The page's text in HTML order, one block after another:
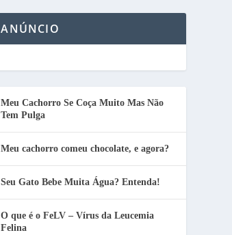
ANÚNCIO
Meu Cachorro Se Coça Muito Mas Não
Tem Pulga
Meu cachorro comeu chocolate, e agora?
Seu Gato Bebe Muita Água? Entenda!
O que é o FeLV – Vírus da Leucemia
Felina